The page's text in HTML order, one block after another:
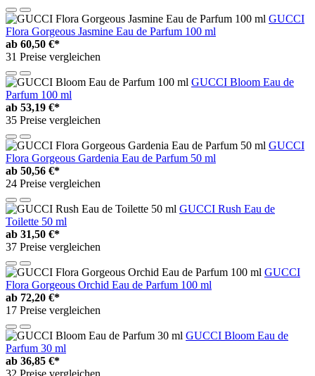
GUCCI
Flora Gorgeous Jasmine Eau de Parfum 100 ml
ab 60,50 €*
31 Preise vergleichen
GUCCI Bloom Eau de
Parfum 100 ml
ab 53,19 €*
35 Preise vergleichen
GUCCI
Flora Gorgeous Gardenia Eau de Parfum 50 ml
ab 50,56 €*
24 Preise vergleichen
GUCCI Rush Eau de
Toilette 50 ml
ab 31,50 €*
37 Preise vergleichen
GUCCI
Flora Gorgeous Orchid Eau de Parfum 100 ml
ab 72,20 €*
17 Preise vergleichen
GUCCI Bloom Eau de
Parfum 30 ml
ab 36,85 €*